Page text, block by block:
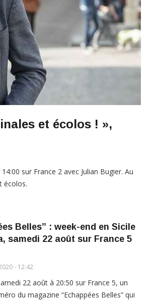
et écolos ! »,
sur France 2 avec Julian Bugier. Au
écolos.
Belles” : week-end en Sicile
samedi 22 août sur France 5
- 12:42
22 août à 20:50 sur France 5, un
du magazine “Echappées Belles” qui